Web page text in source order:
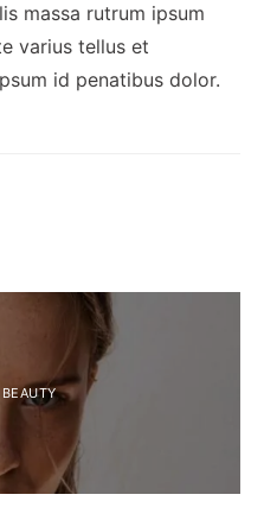
massa rutrum ipsum
varius tellus et
id penatibus dolor.